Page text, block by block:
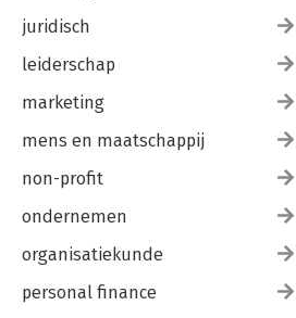
juridisch
leiderschap
marketing
mens en maatschappij
non-profit
ondernemen
organisatiekunde
personal finance